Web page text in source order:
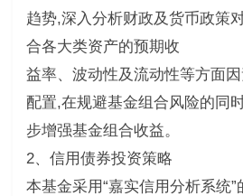
趋势,深入分析财政及货币政策
合各大类资产的预期收
益率、波动性及流动性等方面
配置,在规避基金组合风险的同
步增强基金组合收益。
2、信用债券投资策略
本基金采用“嘉实信用分析系统